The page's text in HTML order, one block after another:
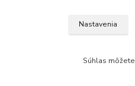
Nastavenia
Súhlas